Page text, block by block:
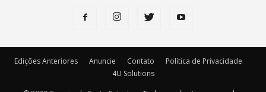
Edições Anteriores Anuncie Contato
Política de Privacidade
4U Solutions